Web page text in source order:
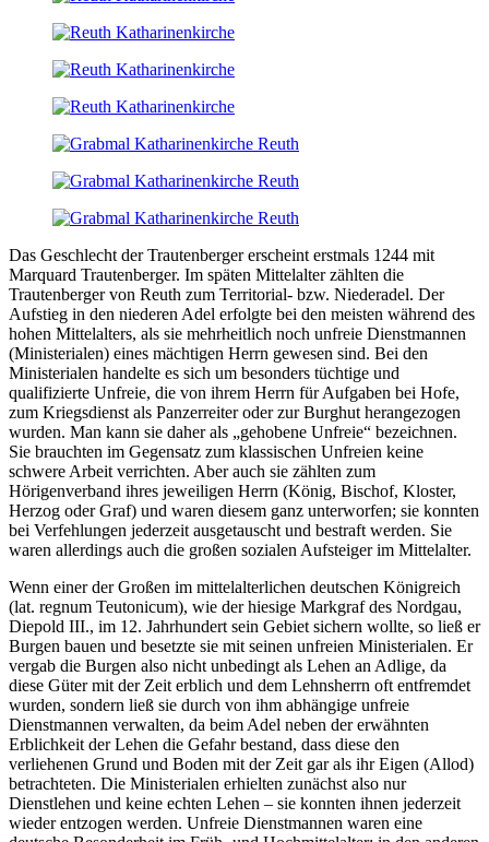
Das Geschlecht der Trautenberger erscheint erstmals 1244 mit
Marquard Trautenberger. Im späten Mittelalter zählten die
Trautenberger von Reuth zum Territorial- bzw. Niederadel. Der
Aufstieg in den niederen Adel erfolgte bei den meisten während des
hohen Mittelalters, als sie mehrheitlich noch unfreie Dienstmannen
(Ministerialen) eines mächtigen Herrn gewesen sind. Bei den
Ministerialen handelte es sich um besonders tüchtige und
qualifizierte Unfreie, die von ihrem Herrn für Aufgaben bei Hofe,
zum Kriegsdienst als Panzerreiter oder zur Burghut herangezogen
wurden. Man kann sie daher als „gehobene Unfreie“ bezeichnen.
Sie brauchten im Gegensatz zum klassischen Unfreien keine
schwere Arbeit verrichten. Aber auch sie zählten zum
Hörigenverband ihres jeweiligen Herrn (König, Bischof, Kloster,
Herzog oder Graf) und waren diesem ganz unterworfen; sie konnten
bei Verfehlungen jederzeit ausgetauscht und bestraft werden. Sie
waren allerdings auch die großen sozialen Aufsteiger im Mittelalter.
Wenn einer der Großen im mittelalterlichen deutschen Königreich
(lat. regnum Teutonicum), wie der hiesige Markgraf des Nordgau,
Diepold III., im 12. Jahrhundert sein Gebiet sichern wollte, so ließ er
Burgen bauen und besetzte sie mit seinen unfreien Ministerialen. Er
vergab die Burgen also nicht unbedingt als Lehen an Adlige, da
diese Güter mit der Zeit erblich und dem Lehnsherrn oft entfremdet
wurden, sondern ließ sie durch von ihm abhängige unfreie
Dienstmannen verwalten, da beim Adel neben der erwähnten
Erblichkeit der Lehen die Gefahr bestand, dass diese den
verliehenen Grund und Boden mit der Zeit gar als ihr Eigen (Allod)
betrachteten. Die Ministerialen erhielten zunächst also nur
Dienstlehen und keine echten Lehen – sie konnten ihnen jederzeit
wieder entzogen werden. Unfreie Dienstmannen waren eine